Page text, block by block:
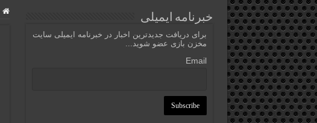
خبرنامه ایمیلی
برای دریافت جدیدترین اخبار در خبرنامه ایمیلی سایت
مخزن بازی عضو شوید...
Email